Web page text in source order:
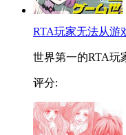
RTA玩家无法从游
世界第一的RTA玩
评分: